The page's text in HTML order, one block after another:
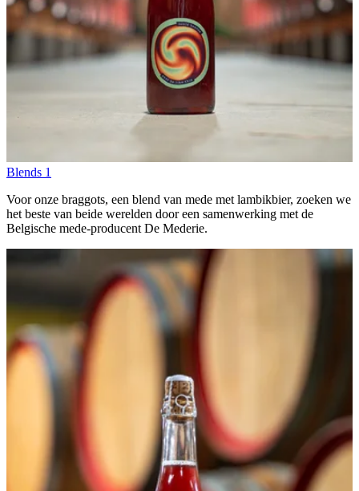
Blends 1
Voor onze braggots, een blend van mede met lambikbier, zoeken we
het beste van beide werelden door een samenwerking met de
Belgische mede-producent De Mederie.